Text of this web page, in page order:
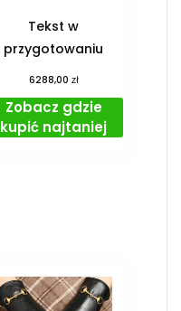
Tekst w
przygotowaniu
6288,00 zł
Zobacz gdzie
kupić najtaniej